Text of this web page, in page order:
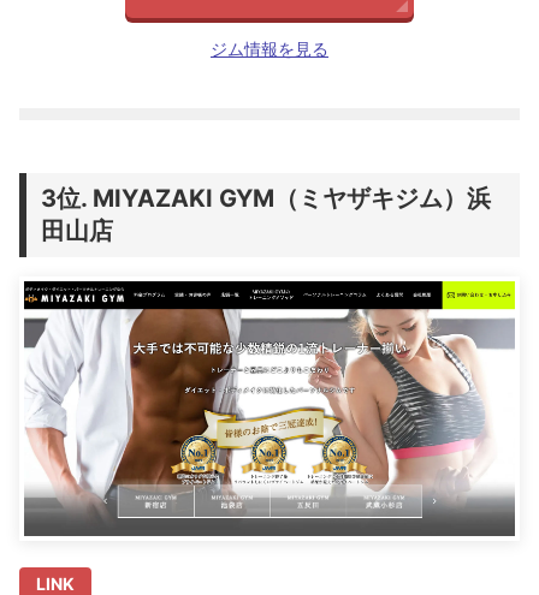
ジム情報を見る
MIYAZAKI GYM（ミヤザキジム）浜
田山店